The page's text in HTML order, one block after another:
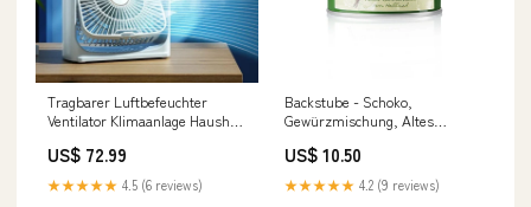
Tragbarer Luftbefeuchter
Ventilator Klimaanlage Haushalt
Hydrokühlung Tragbare
Luftanpassung für das Büro 3-
Geschwindigkeitsventilator |
US$ 72.99
★★★★★ 4.5 (6 reviews)
Backstube - Schoko,
Gewürzmischung, Altes
US$ 10.50
★★★★★ 4.2 (9 reviews)